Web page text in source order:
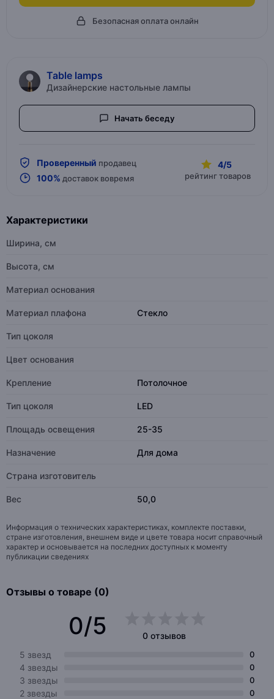
Безопасная оплата онлайн
Table lamps
Дизайнерские настольные лампы
Начать беседу
Проверенный продавец
100% доставок вовремя
4/5
рейтинг товаров
Характеристики
Ширина, см
Высота, см
Материал основания
Материал плафона Стекло
Тип цоколя
Цвет основания
Крепление Потолочное
Тип цоколя LED
Площадь освещения 25-35
Назначение Для дома
Страна изготовитель
Вес 50,0
Информация о технических характеристиках, комплекте поставки,
стране изготовления, внешнем виде и цвете товара носит справочный
характер и основывается на последних доступных к моменту
публикации сведениях
Отзывы о товаре (0)
0/5
0 отзывов
5 звезд
0
4 звезды 0
3 звезды 0
2 звезды 0